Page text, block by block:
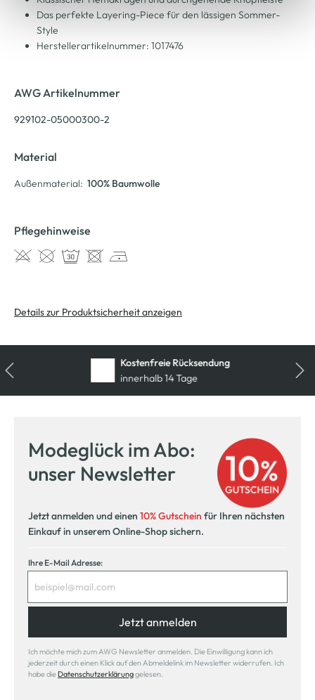
Das perfekte Layering-Piece für den lässigen Sommer-
Style
Herstellerartikelnummer: 1017476
AWG Artikelnummer
929102-05000300-2
Material
Außenmaterial: 100% Baumwolle
Pflegehinweise
Details zur Produktsicherheit anzeigen
Kostenfreie Rücksendung
innerhalb 14 Tage
Modeglück im Abo:
unser Newsletter
Jetzt anmelden und einen 10% Gutschein für Ihren nächsten
Einkauf in unserem Online-Shop sichern.
Ihre E-Mail Adresse:
Jetzt anmelden
Ich möchte mich zum AWG Newsletter anmelden. Die Einwilligung kann ich
jederzeit durch einen Klick auf den Abmeldelink im Newsletter widerrufen. Ich
habe die Datenschutzerklärunggelesen.